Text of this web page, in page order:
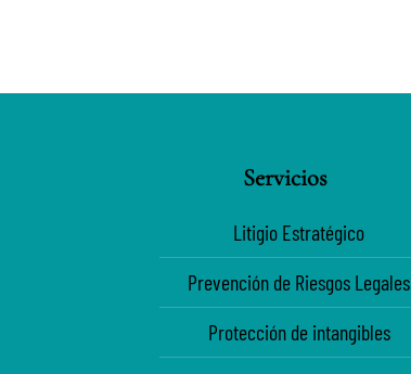
Servicios
Litigio Estratégico
Prevención de Riesgos Legales
Protección de intangibles